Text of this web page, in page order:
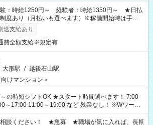
験：時給1250円～ 経験者：時給1350円～ ★日払
度あり（月払いも選べます）※稼働開始時は手続き
支払いとなります。
途支給あり
費全額支給※規定有
大形駅 / 越後石山駅
向けマンション＞
トOK ★スタート時間選べます！ 7:00
17:00 11:00～19:00 など 残業なし！ ※Wワーク
お仕事と合わせ週40時間超の就業はご案内できま
基づき、週20時間以上勤務は社会保険への加入対
相談ください！ ★急募 ★職場が気に入れば、長期